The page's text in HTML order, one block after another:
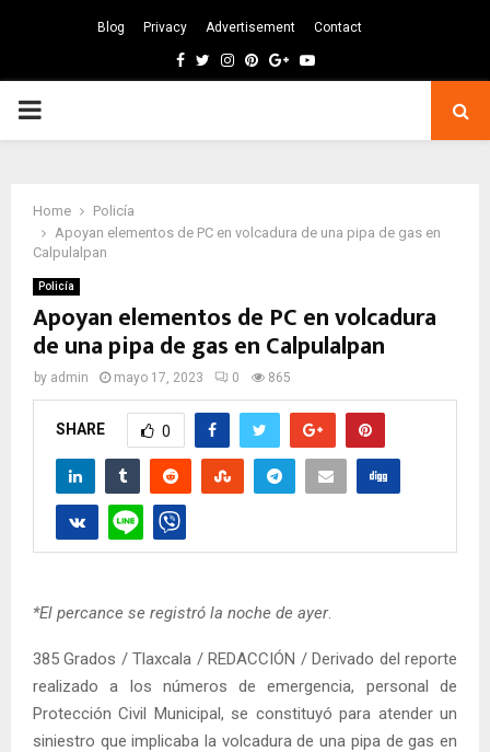
Blog Privacy Advertisement Contact
Facebook
TwitterInstagram
Pinterest
GoogleYoutube
PRIMARY
Home
Policía
Apoyan elementos de PC en volcadura de una pipa de gas en
Calpulalpan
Policía
Apoyan elementos de PC en volcadura
de una pipa de gas en Calpulalpan
by admin mayo 17, 2023 0 865
SHARE 0
*El percance se registró la noche de ayer.
385 Grados / Tlaxcala / REDACCIÓN / Derivado del reporte
realizado a los números de emergencia, personal de
Protección Civil Municipal, se constituyó para atender un
siniestro que implicaba la volcadura de una pipa de gas en